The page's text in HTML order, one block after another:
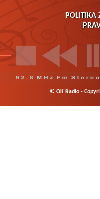
POLITIKA
© OK Radio -